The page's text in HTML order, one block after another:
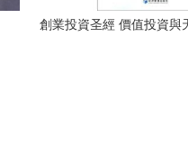
創業投資圣經 價值投資與